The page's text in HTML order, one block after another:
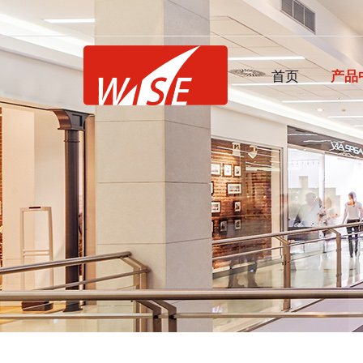
首页 产品